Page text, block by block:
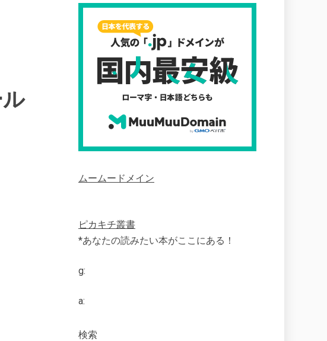
ムームードメイン
ピカキチ叢書
*あなたの読みたい本がここにある！
g:
a:
検索